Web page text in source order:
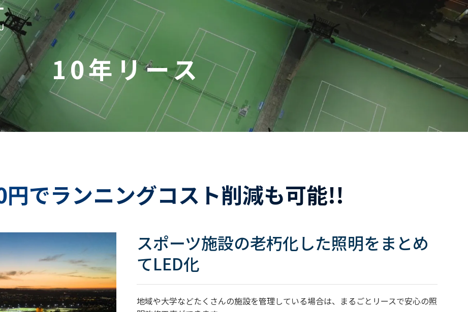
10年リース
でランニングコスト削減も可能!!
スポーツ施設の老朽化した照明をまとめ
てLED化
地域や大学などたくさんの施設を管理している場合は、まるごとリースで安心の照